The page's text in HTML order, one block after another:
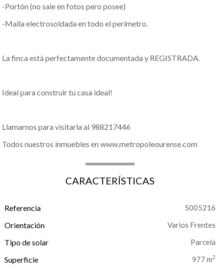
-Portón (no sale en fotos pero posee)
-Malla electrosoldada en todo el perímetro.
La finca está perfectamente documentada y REGISTRADA.
Ideal para construir tu casa ideal!
Llamarnos para visitarla al 988217446
Todos nuestros inmuebles en www.metropoleourense.com
CARACTERÍSTICAS
Referencia S005216
Orientación Varios Frentes
Tipo de solar Parcela
Superficie 977 m2